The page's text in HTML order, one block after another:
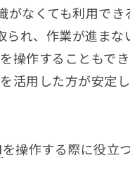
がなくても利用でき
れ、作業が進まな
を操作することもで
活用した方が安定
を操作する際に役立